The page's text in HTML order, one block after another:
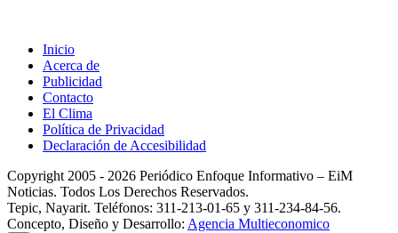
Inicio
Acerca de
Publicidad
Contacto
El Clima
Política de Privacidad
Declaración de Accesibilidad
Copyright 2005 - 2026 Periódico Enfoque Informativo – EiM
Noticias. Todos Los Derechos Reservados.
Tepic, Nayarit. Teléfonos: 311-213-01-65 y 311-234-84-56.
Concepto, Diseño y Desarrollo: Agencia Multieconomico